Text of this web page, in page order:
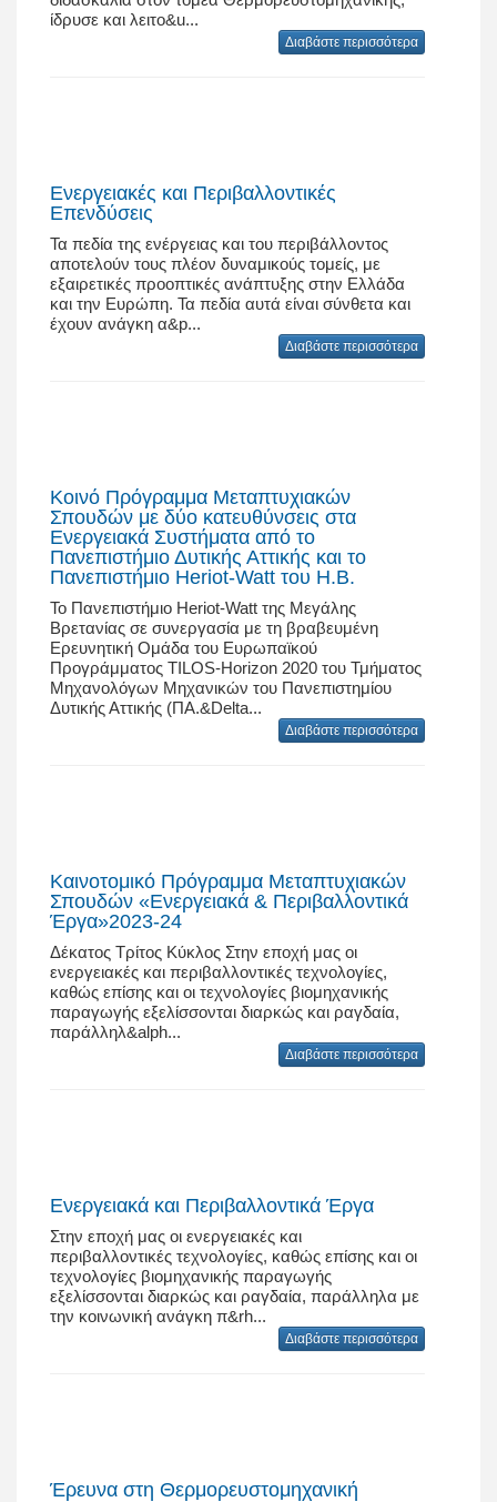
ίδρυσε και λειτο&u...
Διαβάστε περισσότερα
Ενεργειακές και Περιβαλλοντικές
Επενδύσεις
Τα πεδία της ενέργειας και του περιβάλλοντος
αποτελούν τους πλέον δυναμικούς τομείς, με
εξαιρετικές προοπτικές ανάπτυξης στην Ελλάδα
και την Ευρώπη. Τα πεδία αυτά είναι σύνθετα και
έχουν ανάγκη α&p...
Διαβάστε περισσότερα
Κοινό Πρόγραμμα Μεταπτυχιακών
Σπουδών με δύο κατευθύνσεις στα
Ενεργειακά Συστήματα από το
Πανεπιστήμιο Δυτικής Αττικής και το
Πανεπιστήμιο Heriot-Watt του Η.Β.
Το Πανεπιστήμιο Heriot-Watt της Μεγάλης
Βρετανίας σε συνεργασία με τη βραβευμένη
Ερευνητική Ομάδα του Ευρωπαϊκού
Προγράμματος TILOS-Horizon 2020 του Τμήματος
Μηχανολόγων Μηχανικών του Πανεπιστημίου
Δυτικής Αττικής (ΠΑ.&Delta...
Διαβάστε περισσότερα
Καινοτομικό Πρόγραμμα Μεταπτυχιακών
Σπουδών «Ενεργειακά & Περιβαλλοντικά
Έργα»2023-24
Δέκατος Τρίτος Κύκλος Στην εποχή μας οι
ενεργειακές και περιβαλλοντικές τεχνολογίες,
καθώς επίσης και οι τεχνολογίες βιομηχανικής
παραγωγής εξελίσσονται διαρκώς και ραγδαία,
παράλληλ&alph...
Διαβάστε περισσότερα
Ενεργειακά και Περιβαλλοντικά Έργα
Στην εποχή μας οι ενεργειακές και
περιβαλλοντικές τεχνολογίες, καθώς επίσης και οι
τεχνολογίες βιομηχανικής παραγωγής
εξελίσσονται διαρκώς και ραγδαία, παράλληλα με
την κοινωνική ανάγκη π&rh...
Διαβάστε περισσότερα
Έρευνα στη Θερμορευστομηχανική